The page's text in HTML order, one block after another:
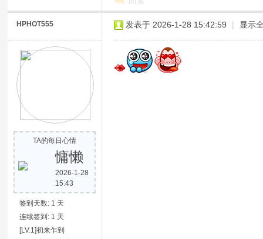
HPHOT555
TA的每日心情
慵懒
2026-1-28
15:43
签到天数: 1 天
连续签到: 1 天
[LV.1]初来乍到
发表于 2026-1-28 15:42:59 | 显示